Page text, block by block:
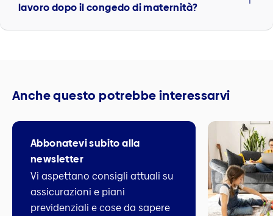
lavoro dopo il congedo di maternità?
Anche questo potrebbe interessarvi
Abbonatevi subito alla
newsletter
Vi aspettano consigli attuali su
assicurazioni e piani
previdenziali e cose da sapere